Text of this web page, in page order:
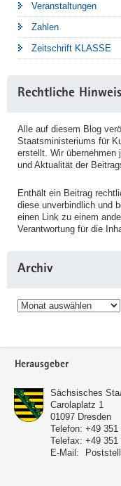
Veranstaltungen
Zahlen
Zeitschrift KLASSE
Rechtliche
Alle auf diesem Blog
Staatsministeriums für
erstellt. Wir übernehmen
und Aktualität der
Enthält ein Beitrag
diese unverbindlich und
einen Link zu einem
Verantwortung für die
Archiv
Archiv
Service
Herausgeber
Sächsisches
Carolaplatz 1
01097 Dresden
Telefon: +49 351
Telefax: +49 351
E-Mail: